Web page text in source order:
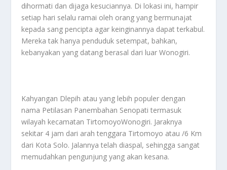
dihormati dan dijaga kesuciannya. Di lokasi ini, hampir
setiap hari selalu ramai oleh orang yang bermunajat
kepada sang pencipta agar keinginannya dapat terkabul.
Mereka tak hanya penduduk setempat, bahkan,
kebanyakan yang datang berasal dari luar Wonogiri.
Kahyangan Dlepih atau yang lebih populer dengan
nama Petilasan Panembahan Senopati termasuk
wilayah kecamatan TirtomoyoWonogiri. Jaraknya
sekitar 4 jam dari arah tenggara Tirtomoyo atau /6 Km
dari Kota Solo. Jalannya telah diaspal, sehingga sangat
memudahkan pengunjung yang akan kesana.